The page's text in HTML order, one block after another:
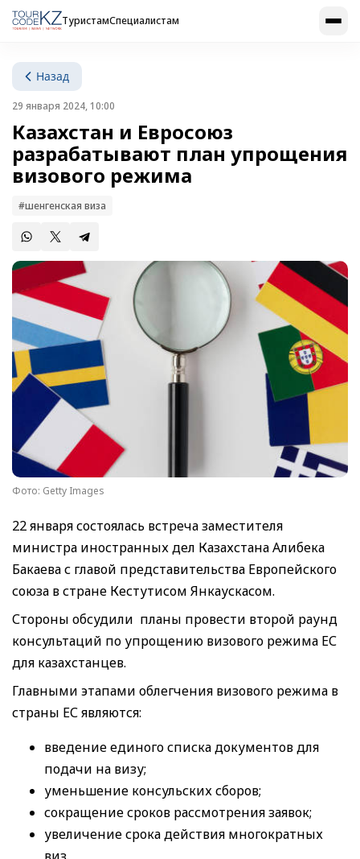
ТуристамСпециалистам
Назад
29 января 2024, 10:00
Казахстан и Евросоюз
разрабатывают план упрощения
визового режима
#шенгенская виза
Фото: Getty Images
22 января состоялась встреча заместителя
министра иностранных дел Казахстана Алибека
Бакаева с главой представительства Европейского
союза в стране Кестутисом Янкаускасом.
Стороны обсудили планы провести второй раунд
консультаций по упрощению визового режима ЕС
для казахстанцев.
Главными этапами облегчения визового режима в
страны ЕС являются:
введение единого списка документов для
подачи на визу;
уменьшение консульских сборов;
сокращение сроков рассмотрения заявок;
увеличение срока действия многократных
виз.